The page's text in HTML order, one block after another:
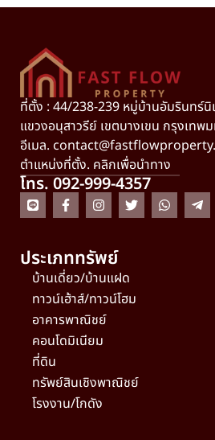
ที่ตั้ง : 44/238-239 หมู่บ้านอัมรินทร์
แขวงอนุสาวรีย์ เขตบางเขน กรุงเทพ
อีเมล.
ตำแหน่งที่ตั้ง. คลิกเพื่อนำทาง
โทร. 092-999-4357
ประเภททรัพย์
บ้านเดี่ยว/บ้านแฝด
ทาวน์เฮ้าส์/ทาวน์โฮม
อาคารพาณิชย์
คอนโดมิเนียม
ที่ดิน
ทรัพย์สินเชิงพาณิชย์
โรงงาน/โกดัง